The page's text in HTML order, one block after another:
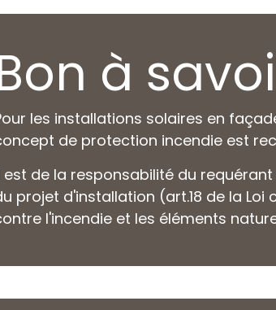
à
les installations solaires en
de protection incendie est
est de la responsabilité du
projet d'installation (art.18 de la
l'incendie et les éléments